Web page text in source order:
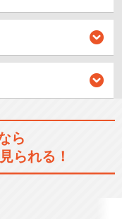
一歩 New Challenge
歩 Rising
ら
られる！